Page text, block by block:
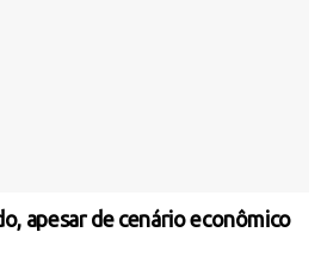
apesar de cenário econômico